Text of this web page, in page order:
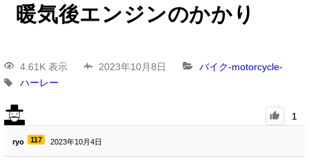
暖気後エンジンのかかり
4.61K 表示 2023年10月8日
バイク-motorcycle-
ハーレー
1
ryo 117 2023年10月4日